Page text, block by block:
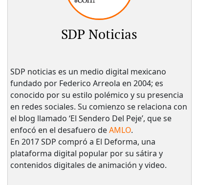
SDP Noticias
SDP noticias es un medio digital mexicano
fundado por Federico Arreola en 2004; es
conocido por su estilo polémico y su presencia
en redes sociales. Su comienzo se relaciona con
el blog llamado ‘El Sendero Del Peje’, que se
enfocó en el desafuero deAMLO.
En 2017 SDP compró a El Deforma, una
plataforma digital popular por su sátira y
contenidos digitales de animación y video.